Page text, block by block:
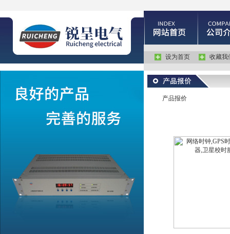
设为首页 收藏我
产品报价